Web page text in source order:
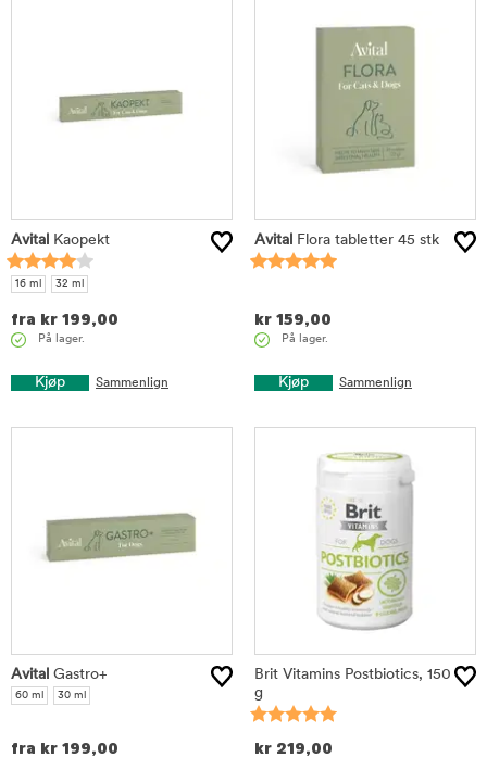
Avital Kaopekt
16 ml 32 ml
fra kr 199,00
På lager.
Kjøp Sammenlign
Avital Flora tabletter 45 stk
kr 159,00
På lager.
Kjøp Sammenlign
Avital Gastro+
60 ml 30 ml
fra kr 199,00
Brit Vitamins Postbiotics, 150
g
kr 219,00